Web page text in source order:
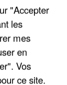
"Accepter
les
mes
en
Vos
ce site.